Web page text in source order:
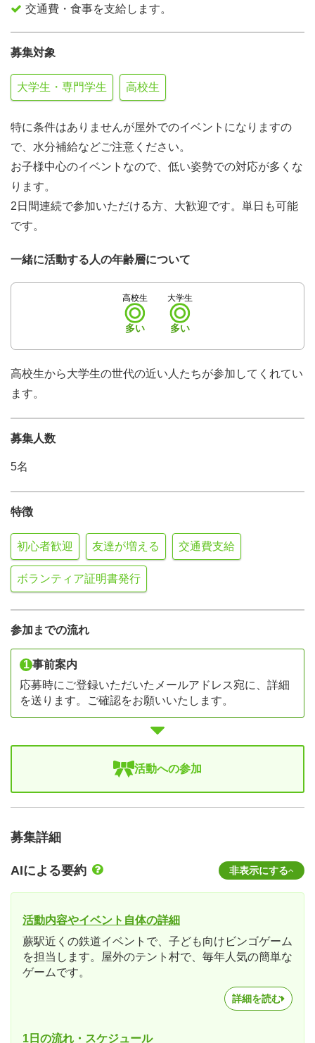
交通費・食事を支給します。
募集対象
大学生・専門学生 高校生
特に条件はありませんが屋外でのイベントになりますの
で、水分補給などご注意ください。
お子様中心のイベントなので、低い姿勢での対応が多くな
ります。
2日間連続で参加いただける方、大歓迎です。単日も可能
です。
一緒に活動する人の年齢層について
高校生
多い
大学生
多い
高校生から大学生の世代の近い人たちが参加してくれてい
ます。
募集人数
5名
特徴
初心者歓迎 友達が増える 交通費支給
ボランティア証明書発行
参加までの流れ
1 事前案内
応募時にご登録いただいたメールアドレス宛に、詳細
を送ります。ご確認をお願いいたします。
活動への参加
募集詳細
AIによる要約 非表示にする
活動内容やイベント自体の詳細
蕨駅近くの鉄道イベントで、子ども向けビンゴゲーム
を担当します。屋外のテント村で、毎年人気の簡単な
ゲームです。
詳細を読む
1日の流れ・スケジュール